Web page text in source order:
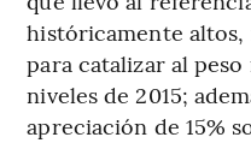
históricamente
para catalizar al
niveles de 2015;
apreciación de 15%